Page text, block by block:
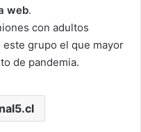
web.
con adultos
grupo el que mayor
de pandemia.